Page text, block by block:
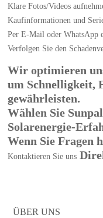
Klare Fotos/Videos
Kaufinformationen und
Per E-Mail oder WhatsApp
Verfolgen Sie den
Wir optimieren
um Schnelligkeit,
gewährleisten.
Wählen Sie
Solarenergie-
Wenn Sie Fragen
Kontaktieren Sie uns
ÜBER UNS